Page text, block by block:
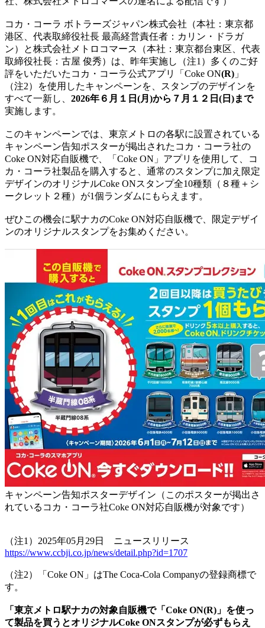
コカ・コーラ ボトラーズジャパン株式会社（本社：東京都
港区、代表取締役社長 最高経営責任者：カリン・ドラガ
ン）と株式会社メトロコマース（本社：東京都台東区、代表
取締役社長：古屋 俊秀）は、昨年実施し（注1）多くのご好
評をいただいたコカ・コーラ公式アプリ「Coke ON(R) 」
（注2）を使用したキャンペーンを、スタンプのデザインを
すべて一新し、 2026年６月１日(月)から７月１２日(日)まで
実施します。
このキャンペーンでは、東京メトロの各駅に設置されている
キャンペーン告知ポスターが掲出されたコカ・コーラ社の
Coke ON対応自販機で、「Coke ON」アプリを使用して、コ
カ・コーラ社製品を購入すると、通常のスタンプに加え限定
デザインのオリジナルCoke ONスタンプ全10種類（８種＋シ
ークレット２種）が1個ランダムにもらえます。
ぜひこの機会に駅ナカのCoke ON対応自販機で、限定デザイ
ンのオリジナルスタンプをお集めください。
キャンペーン告知ポスターデザイン（このポスターが掲出さ
れているコカ・コーラ社Coke ON対応自販機が対象です）
（注1）2025年05月29日 ニュースリリース
https://www.ccbji.co.jp/news/detail.php?id=1707
（注2）「Coke ON」はThe Coca-Cola Companyの登録商標で
す。
「東京メトロ駅ナカの対象自販機で「Coke ON(R)」を使っ
て製品を買うとオリジナルCoke ONスタンプが必ずもらえ